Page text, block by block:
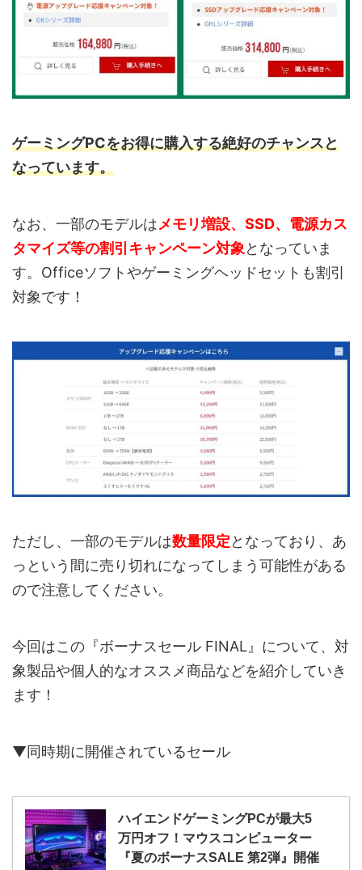
ゲーミングPCをお得に購入する絶好のチャンスと
なっています。
なお、一部のモデルはメモリ増設、SSD、電源カス
タマイズ等の割引キャンペーン対象となっていま
す。Officeソフトやゲーミングヘッドセットも割引
対象です！
ただし、一部のモデルは数量限定となっており、あ
っという間に売り切れになってしまう可能性がある
ので注意してください。
今回はこの『ボーナスセール FINAL』について、対
象製品や個人的なオススメ商品などを紹介していき
ます！
▼同時期に開催されているセール
ハイエンドゲーミングPCが最大5
万円オフ！マウスコンピューター
『夏のボーナスSALE 第2弾』開催